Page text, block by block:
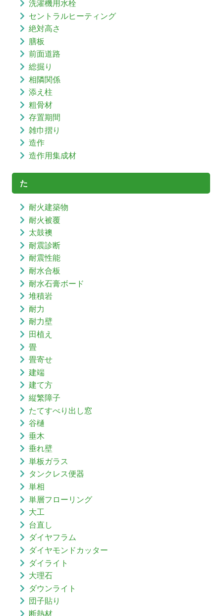
洗濯機用水栓
セントラルヒーティング
絶対高さ
膳板
前面道路
総掘り
相隣関係
添え柱
粗骨材
存置期間
雑巾摺り
造作
造作用集成材
た
耐火建築物
耐火被覆
太鼓襖
耐震診断
耐震性能
耐水合板
耐水石膏ボード
堆積岩
耐力
耐力壁
田植え
畳
畳寄せ
建端
建て方
縦繁障子
たてすべり出し窓
谷樋
垂木
垂れ壁
単板ガラス
タンクレス便器
単相
単層フローリング
大工
台直し
ダイヤフラム
ダイヤモンドカッター
ダイライト
大理石
ダウンライト
団子貼り
断熱材